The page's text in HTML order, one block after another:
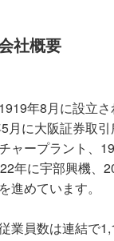
社概要
年8月に設立
月に大阪証券取
ャープラント、
年に宇部興機、
進めています。
業員数は連結で